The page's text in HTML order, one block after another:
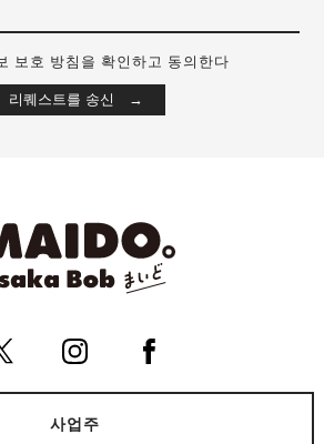
보호 방침을 확인하고 동의한다
사업주